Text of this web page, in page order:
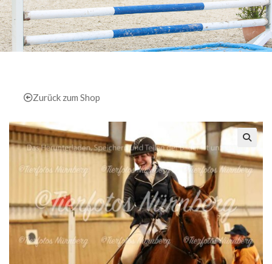
Zurück zum Shop
🔍